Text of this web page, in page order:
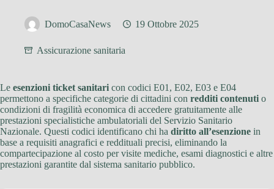
DomoCasaNews 19 Ottobre 2025
Assicurazione sanitaria
Le esenzioni ticket sanitari con codici E01, E02, E03 e E04
permettono a specifiche categorie di cittadini con redditi contenuti o
condizioni di fragilità economica di accedere gratuitamente alle
prestazioni specialistiche ambulatoriali del Servizio Sanitario
Nazionale. Questi codici identificano chi ha diritto all’esenzione in
base a requisiti anagrafici e reddituali precisi, eliminando la
compartecipazione al costo per visite mediche, esami diagnostici e altre
prestazioni garantite dal sistema sanitario pubblico.